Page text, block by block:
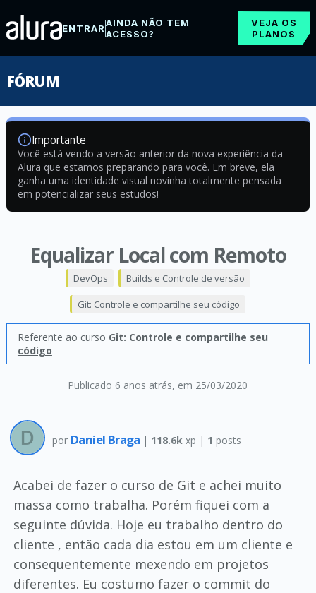
ENTRARAINDA NÃO TEM
ACESSO?
VEJA OS
PLANOS
FÓRUM
Importante
Você está vendo a versão anterior da nova experiência da
Alura que estamos preparando para você. Em breve, ela
ganha uma identidade visual novinha totalmente pensada
em potencializar seus estudos!
Equalizar Local com Remoto
Publicado 6 anos atrás, em 25/03/2020
DevOps Builds e Controle de versão
Git: Controle e compartilhe seu código
Referente ao curso Git: Controle e compartilhe seu
código
por Daniel Braga | 118.6k xp | 1 posts
Acabei de fazer o curso de Git e achei muito
massa como trabalha. Porém fiquei com a
seguinte dúvida. Hoje eu trabalho dentro do
cliente , então cada dia estou em um cliente e
consequentemente mexendo em projetos
diferentes. Eu costumo fazer o commit do